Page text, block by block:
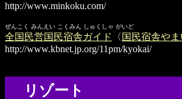
http://www.minkoku.com/
ぜんこく みんえい こくみん しゅくしゃ がいど
全国民営国民宿舎ガイド 〈 国民宿舎やま
http://www.kbnet.jp.org/11pm/kyokai/
リゾート